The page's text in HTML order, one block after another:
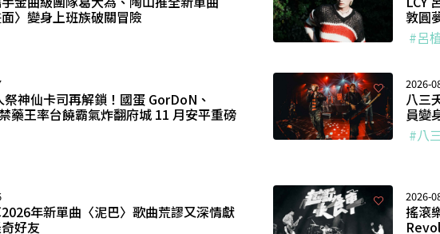
面〉變身上班族破關冒險
敦圓
#呂
祭神仙卡司再解鎖！國蛋 GorDoN、
藥王率台饒霸氣炸翻府城 11 月安平重磅
2026-
八三
員變
#八
年新單曲〈泥巴〉歌曲荒謬又深情獻
好友
2026-
搖滾